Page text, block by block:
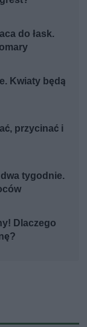
do łask.
Kwiaty będą
przycinać i
tygodnie.
Dlaczego